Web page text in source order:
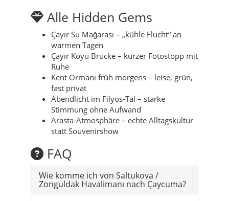
Alle Hidden Gems
Çayır Su Mağarası – „kühle Flucht“ an
warmen Tagen
Çayır Köyü Brücke – kurzer Fotostopp mit
Ruhe
Kent Ormanı früh morgens – leise, grün,
fast privat
Abendlicht im Filyos-Tal – starke
Stimmung ohne Aufwand
Arasta-Atmosphäre – echte Alltagskultur
statt Souvenirshow
FAQ
Wie komme ich von Saltukova /
Zonguldak Havalimanı nach Çaycuma?